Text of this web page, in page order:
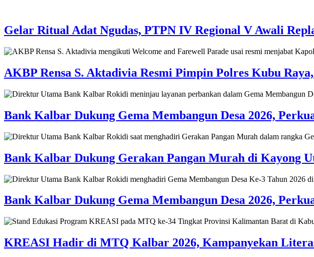
Gelar Ritual Adat Ngudas, PTPN IV Regional V Awali
AKBP Rensa S. Aktadivia Resmi Pimpin Polres Kubu
Bank Kalbar Dukung Gema Membangun Desa 2026,
Bank Kalbar Dukung Gerakan Pangan Murah di Kayong
Bank Kalbar Dukung Gema Membangun Desa 2026,
KREASI Hadir di MTQ Kalbar 2026, Kampanyekan